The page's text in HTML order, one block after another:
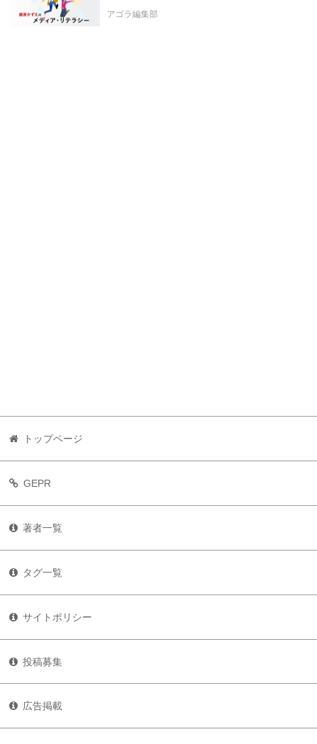
アゴラ編集部
トップページ
GEPR
著者一覧
タグ一覧
サイトポリシー
投稿募集
広告掲載